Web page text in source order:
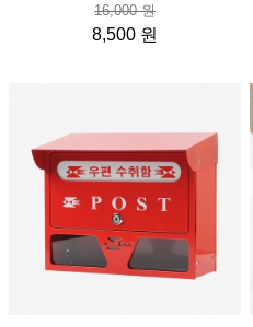
16,000 원
8,500 원